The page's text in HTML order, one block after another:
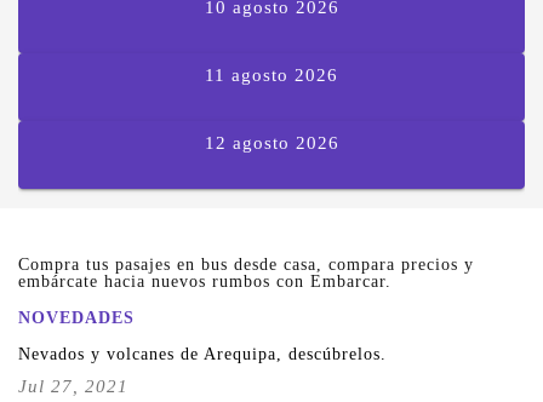
10 agosto 2026
11 agosto 2026
12 agosto 2026
Compra tus pasajes en bus desde casa, compara precios y
embárcate hacia nuevos rumbos con Embarcar.
NOVEDADES
Nevados y volcanes de Arequipa, descúbrelos.
Jul 27, 2021